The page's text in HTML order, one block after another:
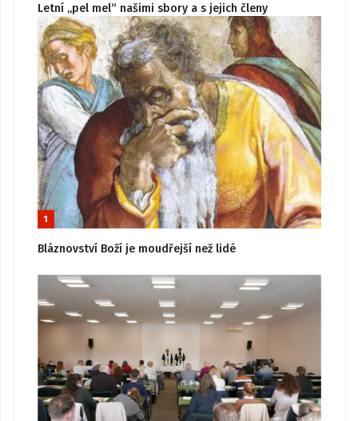
Letní „pel mel“ našimi sbory a s jejich členy
1
Bláznovství Boží je moudřejší než lidé